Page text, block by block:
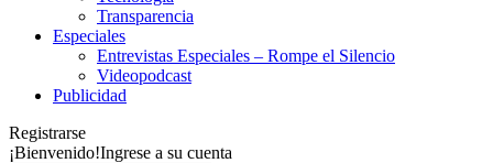
Transparencia
Especiales
Entrevistas Especiales – Rompe el Silencio
Videopodcast
Publicidad
Registrarse
¡Bienvenido!Ingrese a su cuenta